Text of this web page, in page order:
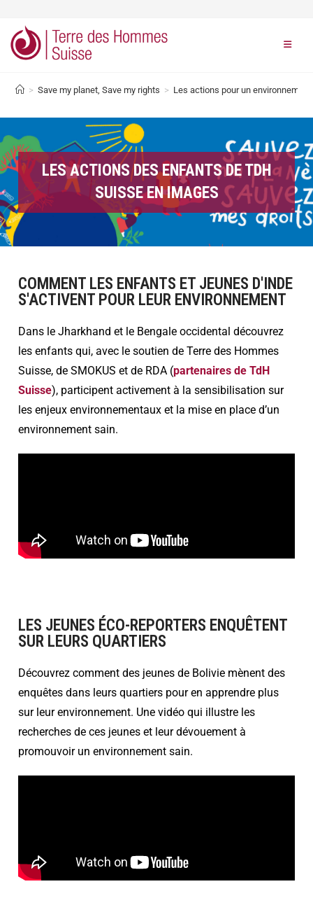
> Save my planet, Save my rights > Les actions pour un
LES ACTIONS DES ENFANTS DE TDH
SUISSE EN IMAGES
COMMENT LES ENFANTS ET JEUNES D'INDE
S'ACTIVENT POUR LEUR ENVIRONNEMENT
Dans le Jharkhand et le Bengale occidental découvrez
les enfants qui, avec le soutien de Terre des Hommes
Suisse, de SMOKUS et de RDA (partenaires de TdH
Suisse), participent activement à la sensibilisation sur
les enjeux environnementaux et la mise en place d’un
environnement sain.
LES JEUNES ÉCO-REPORTERS ENQUÊTENT
SUR LEURS QUARTIERS
Découvrez comment des jeunes de Bolivie mènent des
enquêtes dans leurs quartiers pour en apprendre plus
sur leur environnement. Une vidéo qui illustre les
recherches de ces jeunes et leur dévouement à
promouvoir un environnement sain.